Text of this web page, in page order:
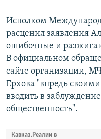
Исполком
расценил заявления
ошибочные и
В официальном
сайте организации,
Ерхова "впредь
вводить в
общественность".
Кавказ.Реалии в